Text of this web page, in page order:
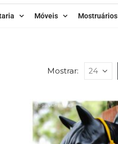
Móveis Mostruários
Mostrar: